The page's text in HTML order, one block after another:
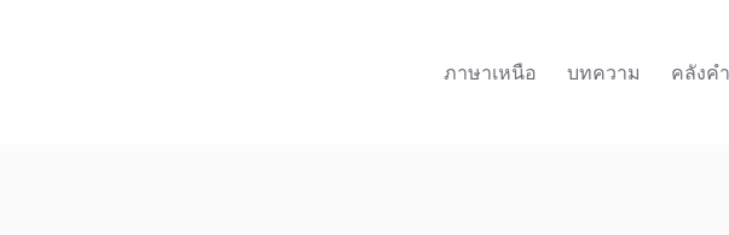
ภาษาเหนือ
บทความ คลังค